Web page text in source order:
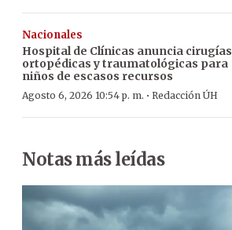
Nacionales
Hospital de Clínicas anuncia cirugías
ortopédicas y traumatológicas para
niños de escasos recursos
Agosto 6, 2026 10:54 p. m. · Redacción ÚH
Notas más leídas